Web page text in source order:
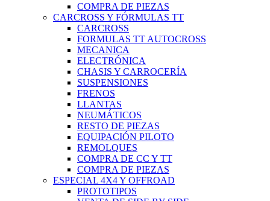
COMPRA DE PIEZAS
CARCROSS Y FÓRMULAS TT
CARCROSS
FORMULAS TT AUTOCROSS
MECANICA
ELECTRÓNICA
CHASIS Y CARROCERÍA
SUSPENSIONES
FRENOS
LLANTAS
NEUMÁTICOS
RESTO DE PIEZAS
EQUIPACIÓN PILOTO
REMOLQUES
COMPRA DE CC Y TT
COMPRA DE PIEZAS
ESPECIAL 4X4 Y OFFROAD
PROTOTIPOS